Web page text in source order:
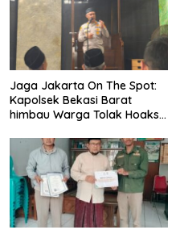
Jaga Jakarta On The Spot:
Kapolsek Bekasi Barat
himbau Warga Tolak Hoaks
Sholat Jumat